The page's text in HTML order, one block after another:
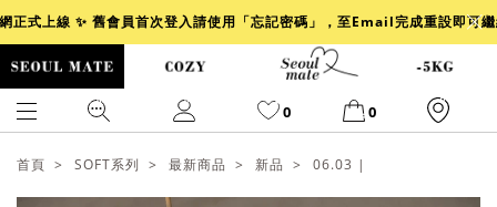
正式上線 ✨ 舊會員首次登入請使用「忘記密碼」，至Email完成重設即可
0 0
首頁 SOFT系列 最新商品 新品 06.03 |